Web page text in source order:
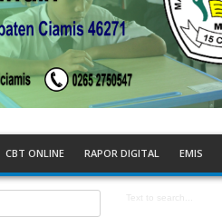
CBT ONLINE RAPOR DIGITAL EMIS